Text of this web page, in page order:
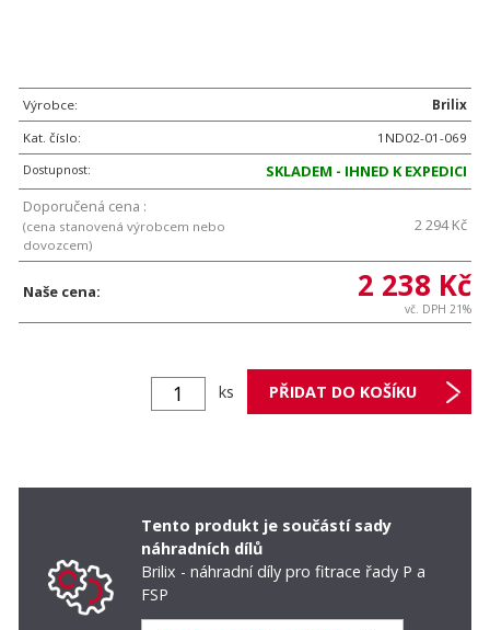
Výrobce:
Brilix
Kat. číslo:
1ND02-01-069
Dostupnost:
SKLADEM - IHNED K EXPEDICI
Doporučená cena :
(cena stanovená výrobcem nebo
dovozcem)
2 294 Kč
Naše cena: 2 238 Kč
vč. DPH 21%
ks
Tento produkt je součástí sady
náhradních dílů
Brilix - náhradní díly pro fitrace řady P a
FSP